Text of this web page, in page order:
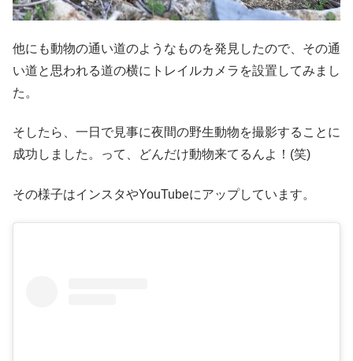
他にも動物の通い道のようなものを発見したので、その通
い道と思われる道の横にトレイルカメラを設置してみまし
た。
そしたら、一日で見事に夜間の野生動物を撮影することに
成功しました。って、どんだけ動物来てるんよ！(笑)
その様子はインスタやYouTubeにアップしています。